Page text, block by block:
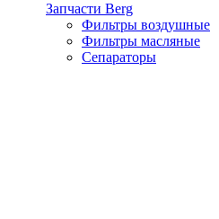
Запчасти Berg
Фильтры воздушные
Фильтры масляные
Сепараторы